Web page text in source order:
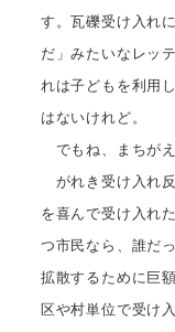
す。瓦礫受け入れ
だ」みたいなレッ
れは子どもを利用
はないけれど。
でもね、まちがえ
がれき受け入れ
を喜んで受け入れ
つ市民なら、誰だ
拡散するために巨
区や村単位で受け